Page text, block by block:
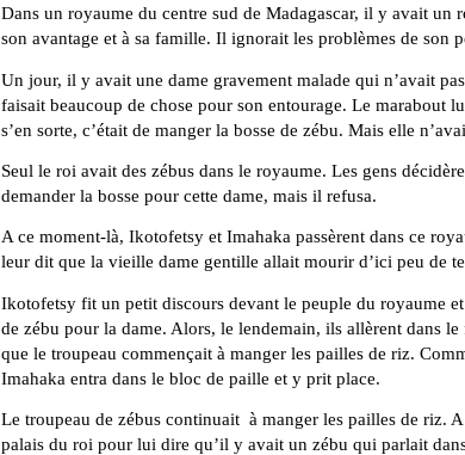
Dans un royaume du centre sud de Madagascar, il y avait un
son avantage et à sa famille. Il ignorait les problèmes de son
Un jour, il y avait une dame gravement malade qui n’avait
faisait beaucoup de chose pour son entourage. Le marabout
s’en sorte, c’était de manger la bosse de zébu. Mais elle
Seul le roi avait des zébus dans le royaume. Les gens
demander la bosse pour cette dame, mais il refusa.
A ce moment-là, Ikotofetsy et Imahaka passèrent dans ce
leur dit que la vieille dame gentille allait mourir d’ici peu de
Ikotofetsy fit un petit discours devant le peuple du royaume
de zébu pour la dame. Alors, le lendemain, ils allèrent dans
que le troupeau commençait à manger les pailles de riz.
Imahaka entra dans le bloc de paille et y prit place.
Le troupeau de zébus continuait à manger les pailles de riz.
palais du roi pour lui dire qu’il y avait un zébu qui parlait